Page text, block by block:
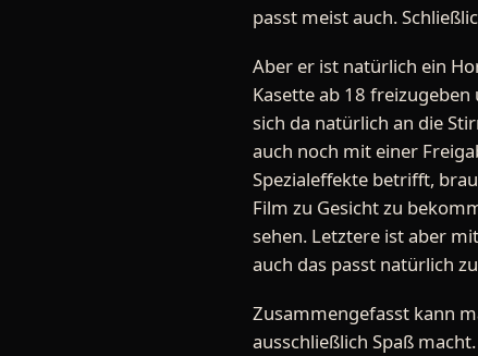
passt meist auch.
Aber er ist natürlich ein
Kasette ab 18
sich da natürlich an die
auch noch mit einer
Spezialeffekte betrifft,
Film zu Gesicht zu
sehen. Letztere ist aber
auch das passt natürlich
Zusammengefasst kann
ausschließlich Spaß